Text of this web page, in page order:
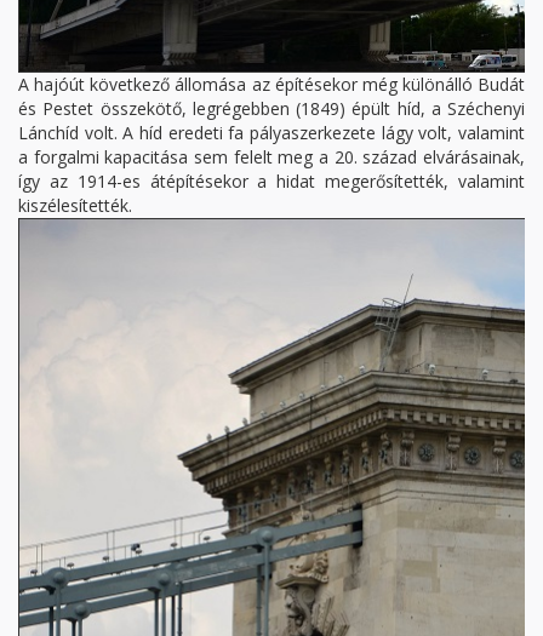
A hajóút következő állomása az építésekor még különálló Budát
és Pestet összekötő, legrégebben (1849) épült híd, a Széchenyi
Lánchíd volt. A híd eredeti fa pályaszerkezete lágy volt, valamint
a forgalmi kapacitása sem felelt meg a 20. század elvárásainak,
így az 1914-es átépítésekor a hidat megerősítették, valamint
kiszélesítették.